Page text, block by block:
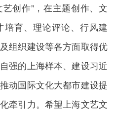
艺创作”，在主题创作、文
培育、理论评论、行风建
组织建设等各方面取得优
强的上海样本、建设习近
动国际文化大都市建设提
牵引力。希望上海文艺文